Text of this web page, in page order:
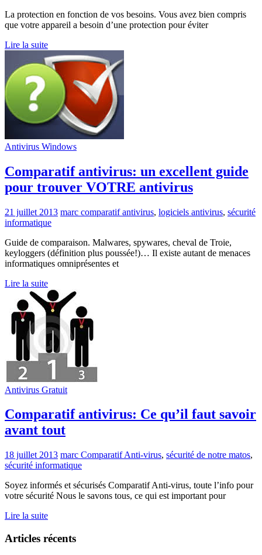
La protection en fonction de vos besoins. Vous avez bien compris
que votre appareil a besoin d’une protection pour éviter
Lire la suite
Antivirus Windows
Comparatif antivirus: un excellent guide
pour trouver VOTRE antivirus
21 juillet 2013 marc comparatif antivirus, logiciels antivirus, sécurité
informatique
Guide de comparaison. Malwares, spywares, cheval de Troie,
keyloggers (définition plus poussée!)… Il existe autant de menaces
informatiques omniprésentes et
Lire la suite
Antivirus Gratuit
Comparatif antivirus: Ce qu’il faut savoir
avant tout
18 juillet 2013 marc Comparatif Anti-virus, sécurité de notre matos,
sécurité informatique
Soyez informés et sécurisés Comparatif Anti-virus, toute l’info pour
votre sécurité Nous le savons tous, ce qui est important pour
Lire la suite
Articles récents